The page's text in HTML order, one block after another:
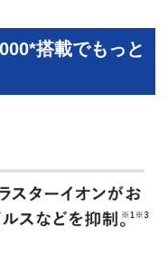
搭載でもっと